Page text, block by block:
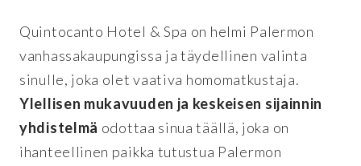
Quintocanto Hotel & Spa on helmi Palermon
vanhassakaupungissa ja täydellinen valinta
sinulle, joka olet vaativa homomatkustaja.
Ylellisen mukavuuden ja keskeisen sijainnin
yhdistelmä odottaa sinua täällä, joka on
ihanteellinen paikka tutustua Palermon